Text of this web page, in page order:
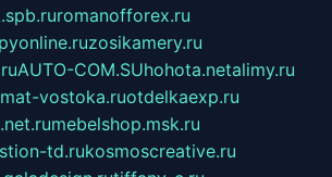
romanofforex.ru
zosikamery.ru
AUTO-COM.SUhohota.netalimy.ru
vostoka.ruotdelkaexp.ru
mebelshop.msk.ru
td.rukosmoscreative.ru